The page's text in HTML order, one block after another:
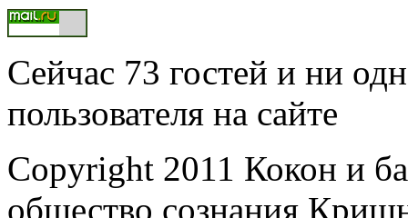
Сейчас 73 гостей и ни
пользователя на сайте
Copyright 2011 Кокон и
общество сознания